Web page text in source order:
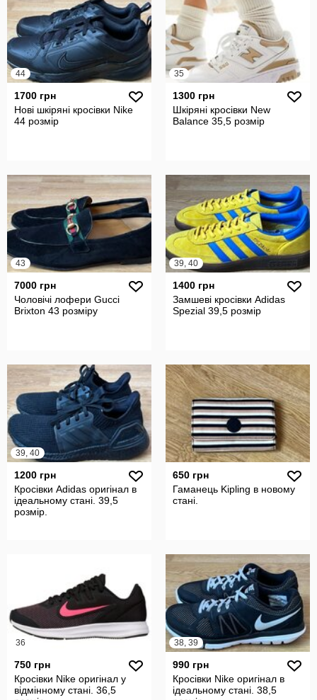
44
1700 грн
Нові шкіряні кросівки Nike
44 розмір
35
1300 грн
Шкіряні кросівки New
Balance 35,5 розмір
43
7000 грн
Чоловічі лофери Gucci
Brixton 43 розміру
39, 40
1400 грн
Замшеві кросівки Adidas
Spezial 39,5 розмір
39, 40
1200 грн
Кросівки Adidas оригінал в
ідеальному стані. 39,5
розмір.
650 грн
Гаманець Kipling в новому
стані.
36
750 грн
Кросівки Nike оригінал у
відмінному стані. 36,5
38, 39
990 грн
Кросівки Nike оригінал в
ідеальному стані. 38,5